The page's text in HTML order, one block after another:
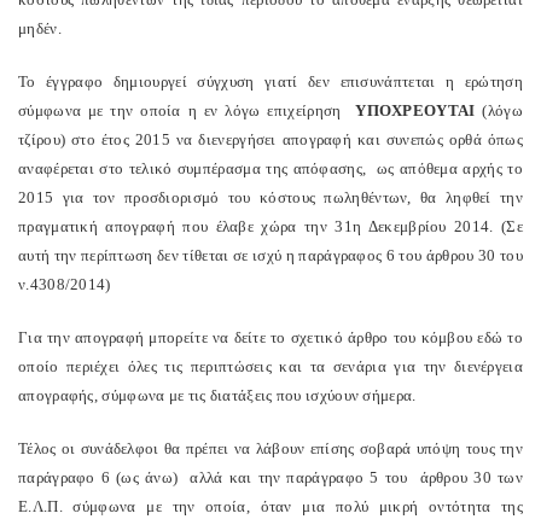
μηδέν.
Το έγγραφο δημιουργεί σύγχυση γιατί δεν επισυνάπτεται η ερώτηση
σύμφωνα με την οποία η εν λόγω επιχείρηση
ΥΠΟΧΡΕΟΥΤΑΙ (λόγω
τζίρου) στο έτος 2015 να διενεργήσει απογραφή και συνεπώς ορθά όπως
αναφέρεται στο τελικό συμπέρασμα της απόφασης, ως απόθεμα αρχής το
2015 για τον προσδιορισμό του κόστους πωληθέντων, θα ληφθεί την
πραγματική απογραφή που έλαβε χώρα την 31η Δεκεμβρίου 2014. (Σε
αυτή την περίπτωση δεν τίθεται σε ισχύ η παράγραφος 6 του άρθρου 30 του
ν.4308/2014)
Για την απογραφή μπορείτε να δείτε το σχετικό άρθρο του κόμβου εδώ το
οποίο περιέχει όλες τις περιπτώσεις και τα σενάρια για την διενέργεια
απογραφής, σύμφωνα με τις διατάξεις που ισχύουν σήμερα.
Τέλος οι συνάδελφοι θα πρέπει να λάβουν επίσης σοβαρά υπόψη τους την
παράγραφο 6 (ως άνω)
αλλά και την παράγραφο 5 του
άρθρου 30 των
Ε.Λ.Π. σύμφωνα με την οποία, όταν μια πολύ μικρή οντότητα της